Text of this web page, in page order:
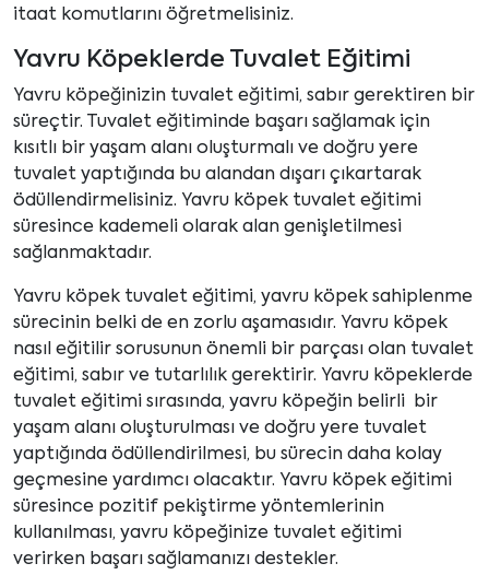
itaat komutlarını öğretmelisiniz.
Yavru Köpeklerde Tuvalet Eğitimi
Yavru köpeğinizin tuvalet eğitimi, sabır gerektiren bir
süreçtir. Tuvalet eğitiminde başarı sağlamak için
kısıtlı bir yaşam alanı oluşturmalı ve doğru yere
tuvalet yaptığında bu alandan dışarı çıkartarak
ödüllendirmelisiniz. Yavru köpek tuvalet eğitimi
süresince kademeli olarak alan genişletilmesi
sağlanmaktadır.
Yavru köpek tuvalet eğitimi, yavru köpek sahiplenme
sürecinin belki de en zorlu aşamasıdır. Yavru köpek
nasıl eğitilir sorusunun önemli bir parçası olan tuvalet
eğitimi, sabır ve tutarlılık gerektirir. Yavru köpeklerde
tuvalet eğitimi sırasında, yavru köpeğin belirli bir
yaşam alanı oluşturulması ve doğru yere tuvalet
yaptığında ödüllendirilmesi, bu sürecin daha kolay
geçmesine yardımcı olacaktır. Yavru köpek eğitimi
süresince pozitif pekiştirme yöntemlerinin
kullanılması, yavru köpeğinize tuvalet eğitimi
verirken başarı sağlamanızı destekler.